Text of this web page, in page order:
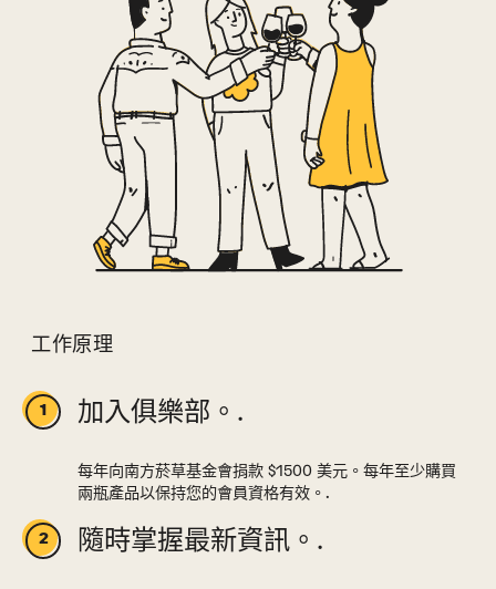
工作原理
加入俱樂部。.
每年向南方菸草基金會捐款 $1500 美元。每年至少購買
兩瓶產品以保持您的會員資格有效。.
隨時掌握最新資訊。.